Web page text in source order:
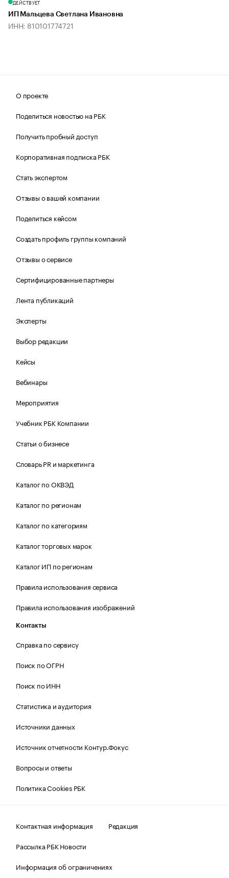
ДЕЙСТВУЕТ
ИП Мальцева Светлана Ивановна
ИНН: 810101774721
О проекте
Поделиться новостью на РБК
Получить пробный доступ
Корпоративная подписка РБК
Стать экспертом
Отзывы о вашей компании
Поделиться кейсом
Создать профиль группы компаний
Отзывы о сервисе
Сертифицированные партнеры
Лента публикаций
Эксперты
Выбор редакции
Кейсы
Вебинары
Мероприятия
Учебник РБК Компании
Статьи о бизнесе
Словарь PR и маркетинга
Каталог по ОКВЭД
Каталог по регионам
Каталог по категориям
Каталог торговых марок
Каталог ИП по регионам
Правила использования сервиса
Правила использования изображений
Контакты
Справка по сервису
Поиск по ОГРН
Поиск по ИНН
Статистика и аудитория
Источники данных
Источник отчетности Контур.Фокус
Вопросы и ответы
Политика Cookies РБК
Контактная информация
Редакция
Рассылка РБК Новости
Информация об ограничениях